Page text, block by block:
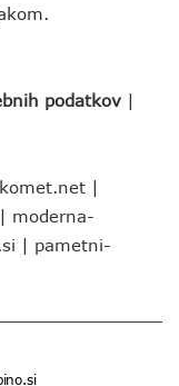
podatkov |
|
| moderna-
| pametni-